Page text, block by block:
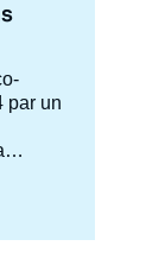
par un